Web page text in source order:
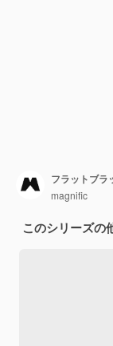
フラットブラ
magnific
このシリーズの